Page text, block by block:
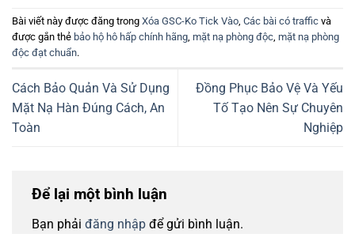
Bài viết này được đăng trong Xóa GSC-Ko Tick Vào Các bài có traffic và
được gắn thẻ bảo hộ hô hấp chính hãng mặt nạ phòng độc mặt nạ phòng
độc đạt chuẩn.
Cách Bảo Quản Và Sử Dụng
Mặt Nạ Hàn Đúng Cách, An
Toàn
Đồng Phục Bảo Vệ Và Yếu
Tố Tạo Nên Sự Chuyên
Nghiệp
Để lại một bình luận
Bạn phải đăng nhập để gửi bình luận.